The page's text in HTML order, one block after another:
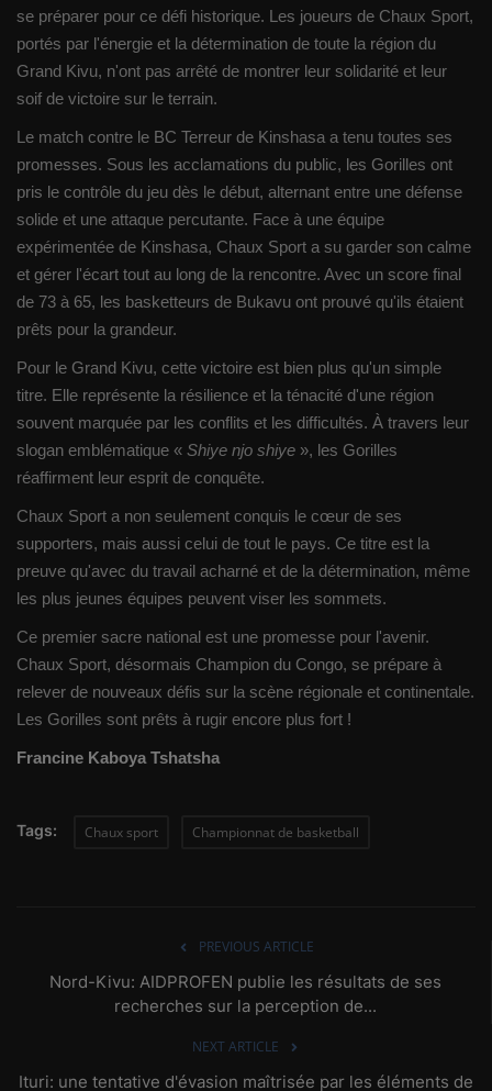
se préparer pour ce défi historique. Les joueurs de Chaux Sport,
portés par l'énergie et la détermination de toute la région du
Grand Kivu, n'ont pas arrêté de montrer leur solidarité et leur
soif de victoire sur le terrain.
Le match contre le BC Terreur de Kinshasa a tenu toutes ses
promesses. Sous les acclamations du public, les Gorilles ont
pris le contrôle du jeu dès le début, alternant entre une défense
solide et une attaque percutante. Face à une équipe
expérimentée de Kinshasa, Chaux Sport a su garder son calme
et gérer l'écart tout au long de la rencontre. Avec un score final
de 73 à 65, les basketteurs de Bukavu ont prouvé qu'ils étaient
prêts pour la grandeur.
Pour le Grand Kivu, cette victoire est bien plus qu'un simple
titre. Elle représente la résilience et la ténacité d'une région
souvent marquée par les conflits et les difficultés. À travers leur
slogan emblématique « Shiye njo shiye », les Gorilles
réaffirment leur esprit de conquête.
Chaux Sport a non seulement conquis le cœur de ses
supporters, mais aussi celui de tout le pays. Ce titre est la
preuve qu'avec du travail acharné et de la détermination, même
les plus jeunes équipes peuvent viser les sommets.
Ce premier sacre national est une promesse pour l'avenir.
Chaux Sport, désormais Champion du Congo, se prépare à
relever de nouveaux défis sur la scène régionale et continentale.
Les Gorilles sont prêts à rugir encore plus fort !
Francine Kaboya Tshatsha
Tags: Chaux sport Championnat de basketball
PREVIOUS ARTICLE
Nord-Kivu: AIDPROFEN publie les résultats de ses
recherches sur la perception de...
NEXT ARTICLE
Ituri: une tentative d'évasion maîtrisée par les éléments de